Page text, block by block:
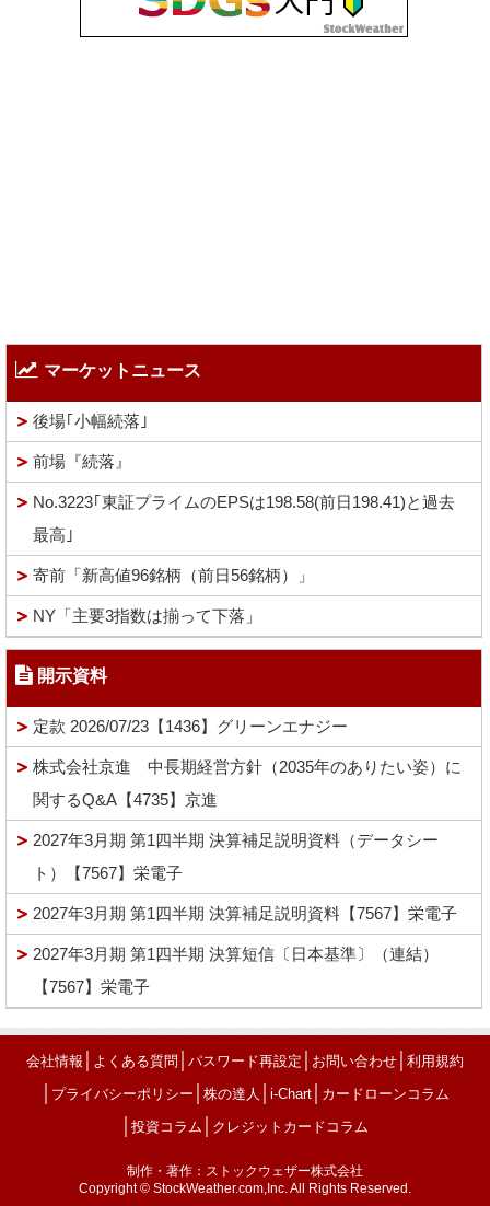
マーケットニュース
後場｢小幅続落｣
前場『続落』
No.3223｢東証プライムのEPSは198.58(前日198.41)と過去
最高｣
寄前「新高値96銘柄（前日56銘柄）」
NY「主要3指数は揃って下落」
開示資料
定款 2026/07/23【1436】グリーンエナジー
株式会社京進 中長期経営方針（2035年のありたい姿）に
関するQ&A【4735】京進
2027年3月期 第1四半期 決算補足説明資料（データシー
ト）【7567】栄電子
2027年3月期 第1四半期 決算補足説明資料【7567】栄電子
2027年3月期 第1四半期 決算短信〔日本基準〕（連結）
【7567】栄電子
会社情報 よくある質問 パスワード再設定 お問い合わせ 利用規約
プライバシーポリシー 株の達人 i-Chart│ カードローンコラム
投資コラム クレジットカードコラム
制作・著作：ストックウェザー株式会社
Copyright © StockWeather.com,Inc. All Rights Reserved.